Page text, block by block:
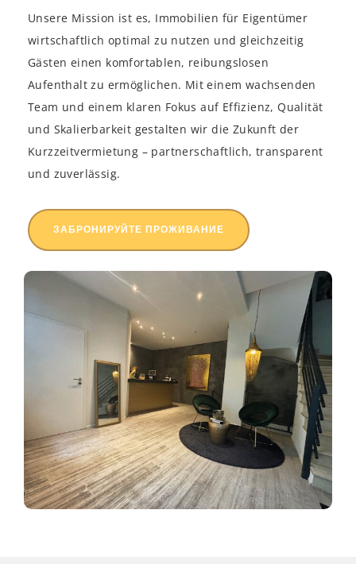
Unsere Mission ist es, Immobilien für Eigentümer
wirtschaftlich optimal zu nutzen und gleichzeitig
Gästen einen komfortablen, reibungslosen
Aufenthalt zu ermöglichen. Mit einem wachsenden
Team und einem klaren Fokus auf Effizienz, Qualität
und Skalierbarkeit gestalten wir die Zukunft der
Kurzzeitvermietung – partnerschaftlich, transparent
und zuverlässig.
ЗАБРОНИРУЙТЕ ПРОЖИВАНИЕ